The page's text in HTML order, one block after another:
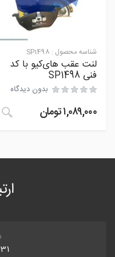
شناسه محصول : SP1498
لنت عقب های‌کیو با کد
فنی SP1498
بدون دیدگاه
۱,۰۸۹,۰۰۰تومان